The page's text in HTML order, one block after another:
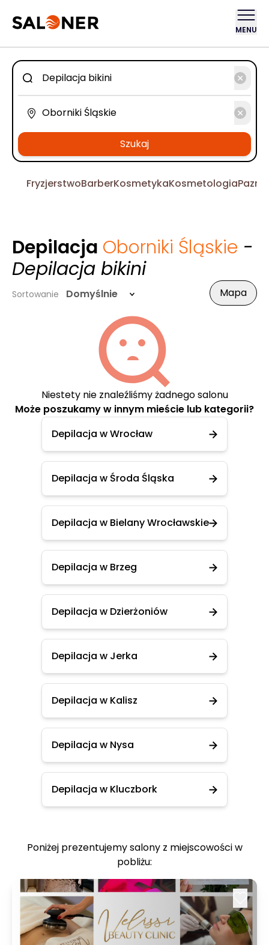
MENU
Szukaj
FryzjerstwoBarberKosmetykaKosmetologia
Depilacja Oborniki Śląskie -
Depilacja bikini
Sortowanie Domyślnie Mapa
Niestety nie znaleźliśmy żadnego salonu
Może poszukamy w innym mieście lub kategorii?
Depilacja w Wrocław
Depilacja w Środa Śląska
Depilacja w Bielany Wrocławskie
Depilacja w Brzeg
Depilacja w Dzierżoniów
Depilacja w Jerka
Depilacja w Kalisz
Depilacja w Nysa
Depilacja w Kluczbork
Poniżej prezentujemy salony z miejscowości w
pobliżu: